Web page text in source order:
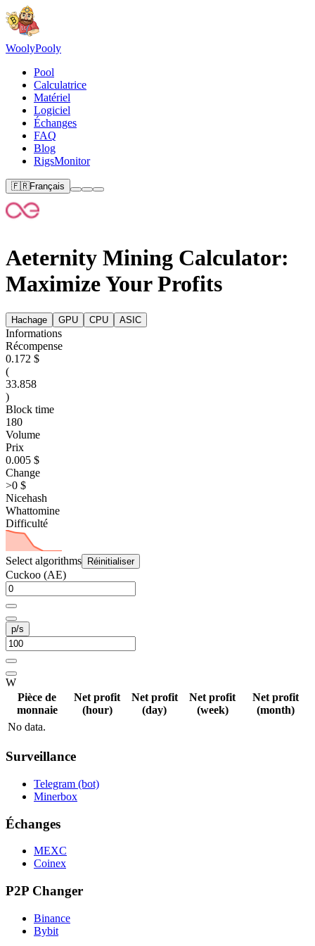
WoolyPooly
Pool
Calculatrice
Matériel
Logiciel
Échanges
FAQ
Blog
RigsMonitor
🇫🇷Français
Aeternity Mining Calculator:
Maximize Your Profits
Hachage GPU CPU ASIC
Informations
Récompense
0.172 $
(
33.858
)
Block time
180
Volume
Prix
0.005 $
Change
>0 $
Nicehash
Whattomine
Difficulté
Select algorithms Réinitialiser
Cuckoo (AE)
p/s
W
Pièce de
monnaie
Net profit
(hour)
Net profit
(day)
Net profit
(week)
Net profit
(month)
No data.
Surveillance
Telegram (bot)
Minerbox
Échanges
MEXC
Coinex
P2P Changer
Binance
Bybit